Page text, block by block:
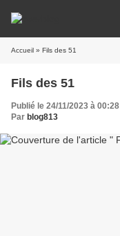
Accueil » Fils des 51
Fils des 51
Publié le 24/11/2023 à 00:28
Par blog813